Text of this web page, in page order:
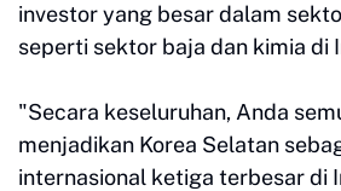
investor yang besar dalam
seperti sektor baja dan kimia di
"Secara keseluruhan, Anda
menjadikan Korea Selatan
internasional ketiga terbesar di